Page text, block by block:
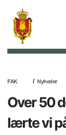
FAK Nyheder
Over 50
lærte vi